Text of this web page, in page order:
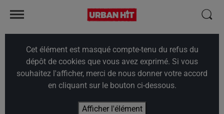
Cet élément est masqué compte-tenu du refus du
dépôt de cookies que vous avez exprimé. Si vous
souhaitez l'afficher, merci de nous donner votre accord
en cliquant sur le bouton ci-dessous.
Afficher l'élément